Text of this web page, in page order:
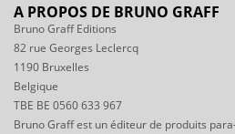
A PROPOS DE BRUNO GRAFF
Bruno Graff Editions
82 rue Georges Leclercq
1190 Bruxelles
Belgique
TBE BE 0560 633 967
Bruno Graff est un éditeur de produits